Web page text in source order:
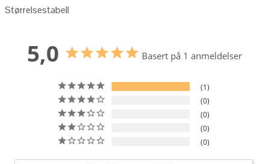
Størrelsestabell
5,0 Basert på 1 anmeldelser
1
0
0
0
0